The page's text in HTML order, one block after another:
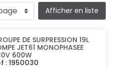
Afficher en liste
DE SURPRESSION 19L
JET61 MONOPHASEE
600W
: 1950030